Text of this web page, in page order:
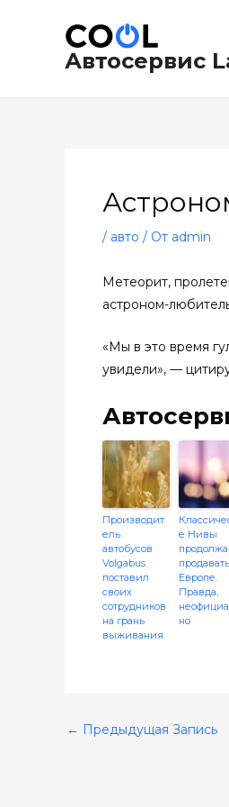
содержимомуАвтосервис
/ авто / От admin
Метеорит,
астроном-
«Мы в это время
увидели», —
Производит
ель
автобусов
Volgabus
поставил
своих
сотрудников
на грань
выживания
е Нивы
Европе.
Правда,
но
по
записям
← Предыдущая Запись